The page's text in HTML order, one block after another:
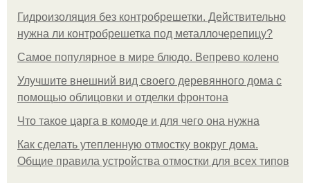
Гидроизоляция без контробрешетки. Действительно
нужна ли контробрешетка под металлочерепицу?
Самое популярное в мире блюдо. Вепрево колено
Улучшите внешний вид своего деревянного дома с
помощью облицовки и отделки фронтона
Что такое царга в комоде и для чего она нужна
Как сделать утепленную отмостку вокруг дома.
Общие правила устройства отмостки для всех типов